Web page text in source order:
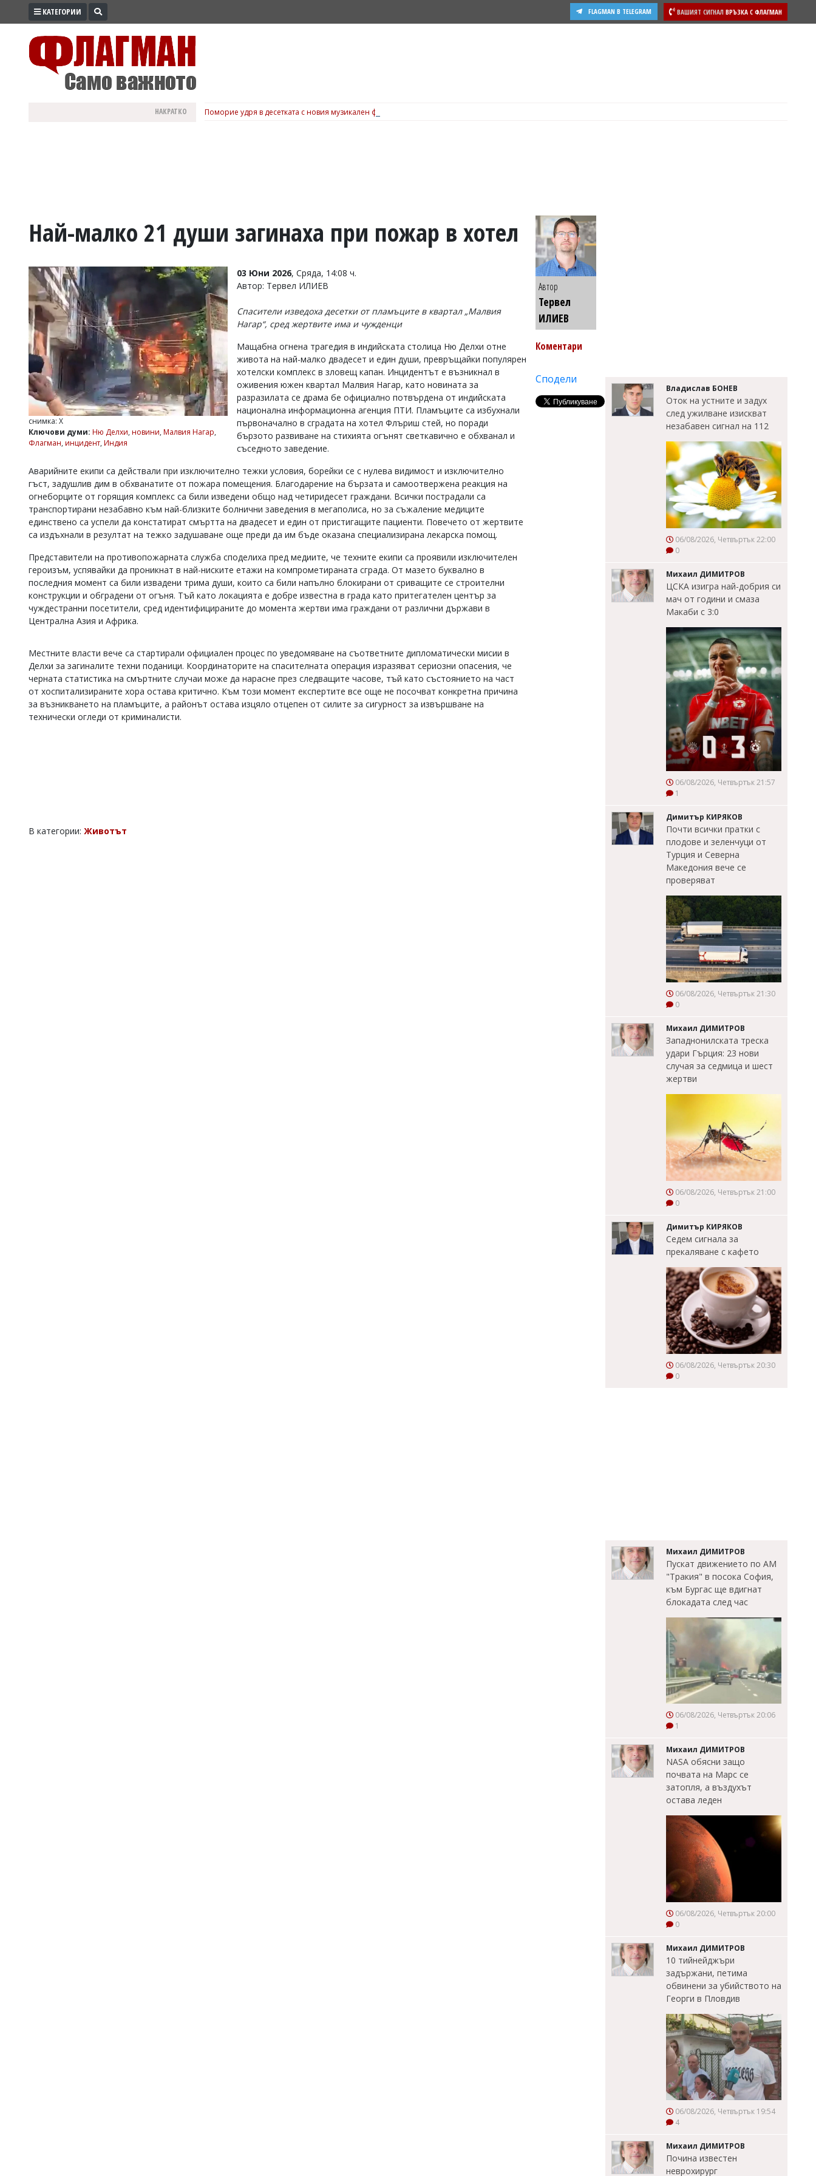
ПРОМО
ВОЙНАТА
УКРАЙНА
СПОРТ
РАЗСЛЕДВАНЕ
БИЗНЕС
Управители:
Веселин
Василев,
v.vasilev@flagman.bg
Касабова,
Главен
office@flagman.bg
Коментарите
статиите
въвеждат
читателите
отговорност
откриете
КАТЕГОРИИ ВАШИЯТ СИГНАЛ ВРЪЗКА С ФЛАГМАН
FLAGMAN В TELEGRAM
НАКРАТКО Поморие удря в десетката с новия музикален фестивал Sunset port, вижте подробности
Най-малко 21 души загинаха при пожар в хотел
снимка: Х
Ключови думи: Ню Делхи, новини, Малвия Нагар,
Флагман, инцидент, Индия
03 Юни 2026, Сряда, 14:08 ч.
Автор: Тервел ИЛИЕВ
Спасители изведоха десетки от пламъците в квартал „Малвия
Нагар“, сред жертвите има и чужденци
Мащабна огнена трагедия в индийската столица Ню Делхи отне
живота на най-малко двадесет и един души, превръщайки популярен
хотелски комплекс в зловещ капан. Инцидентът е възникнал в
оживения южен квартал Малвия Нагар, като новината за
разразилата се драма бе официално потвърдена от индийската
национална информационна агенция ПТИ. Пламъците са избухнали
първоначално в сградата на хотел Флъриш стей, но поради
бързото развиване на стихията огънят светкавично е обхванал и
съседното заведение.
Аварийните екипи са действали при изключително тежки условия, борейки се с нулева видимост и изключително
гъст, задушлив дим в обхванатите от пожара помещения. Благодарение на бързата и самоотвержена реакция на
огнеборците от горящия комплекс са били изведени общо над четиридесет граждани. Всички пострадали са
транспортирани незабавно към най-близките болнични заведения в мегаполиса, но за съжаление медиците
единствено са успели да констатират смъртта на двадесет и един от пристигащите пациенти. Повечето от жертвите
са издъхнали в резултат на тежко задушаване още преди да им бъде оказана специализирана лекарска помощ.
Представители на противопожарната служба споделиха пред медиите, че техните екипи са проявили изключителен
героизъм, успявайки да проникнат в най-ниските етажи на компрометираната сграда. От мазето буквално в
последния момент са били извадени трима души, които са били напълно блокирани от сриващите се строителни
конструкции и обградени от огъня. Тъй като локацията е добре известна в града като притегателен център за
чуждестранни посетители, сред идентифицираните до момента жертви има граждани от различни държави в
Централна Азия и Африка.
Местните власти вече са стартирали официален процес по уведомяване на съответните дипломатически мисии в
Делхи за загиналите техни поданици. Координаторите на спасителната операция изразяват сериозни опасения, че
черната статистика на смъртните случаи може да нарасне през следващите часове, тъй като състоянието на част
от хоспитализираните хора остава критично. Към този момент експертите все още не посочват конкретна причина
за възникването на пламъците, а районът остава изцяло отцепен от силите за сигурност за извършване на
технически огледи от криминалисти.
В категории: Животът
Автор
Тервел
ИЛИЕВ
Коментари
Сподели
Владислав БОНЕВ
Оток на устните и задух
след ужилване изискват
незабавен сигнал на 112
06/08/2026, Четвъртък 22:00
0
Михаил ДИМИТРОВ
ЦСКА изигра най-добрия си
мач от години и смаза
Макаби с 3:0
06/08/2026, Четвъртък 21:57
1
Димитър КИРЯКОВ
Почти всички пратки с
плодове и зеленчуци от
Турция и Северна
Македония вече се
проверяват
06/08/2026, Четвъртък 21:30
0
Михаил ДИМИТРОВ
Западнонилската треска
удари Гърция: 23 нови
случая за седмица и шест
жертви
06/08/2026, Четвъртък 21:00
0
Димитър КИРЯКОВ
Седем сигнала за
прекаляване с кафето
06/08/2026, Четвъртък 20:30
0
Михаил ДИМИТРОВ
Пускат движението по АМ
"Тракия" в посока София,
към Бургас ще вдигнат
блокадата след час
06/08/2026, Четвъртък 20:06
1
Михаил ДИМИТРОВ
NASA обясни защо
почвата на Марс се
затопля, а въздухът
остава леден
06/08/2026, Четвъртък 20:00
0
Михаил ДИМИТРОВ
10 тийнейджъри
задържани, петима
обвинени за убийството на
Георги в Пловдив
06/08/2026, Четвъртък 19:54
4
Михаил ДИМИТРОВ
Почина известен
неврохирург